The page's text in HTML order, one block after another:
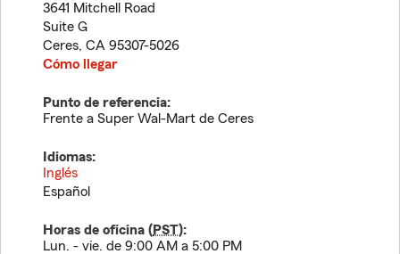
3641 Mitchell Road
Suite G
Ceres, CA 95307-5026
Cómo llegar
Punto de referencia:
Frente a Super Wal-Mart de Ceres
Idiomas:
Inglés
Español
Horas de oficina (PST):
Lun. - vie. de 9:00 AM a 5:00 PM